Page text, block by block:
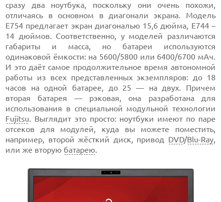
сразу два ноутбука, поскольку они очень похожи,
отличаясь в основном в диагонали экрана. Модель
Е754 предлагает экран диагональю 15,6 дюйма, Е744 –
14 дюймов. Соответственно, у моделей различаются
габариты и масса, но батареи используются
одинаковой ёмкости: на 5600/5800 или 6400/6700 мАч.
И это даёт самое продолжительное время автономной
работы из всех представленных экземпляров: до 18
часов на одной батарее, до 25 — на двух. Причем
вторая батарея — рэковая, она разработана для
использования в специальной модульной технологии
Fujitsu. Выглядит это просто: ноутбуки имеют по паре
отсеков для модулей, куда вы можете поместить,
например, второй жёсткий диск, привод DVD/Blu-Ray,
или же вторую батарею.